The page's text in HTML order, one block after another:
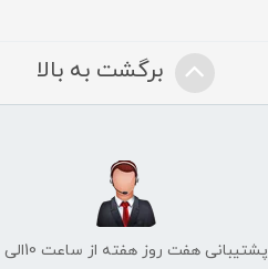
برگشت به بالا
پشتیبانی هفت روز هفته از ساعت 10الی 22